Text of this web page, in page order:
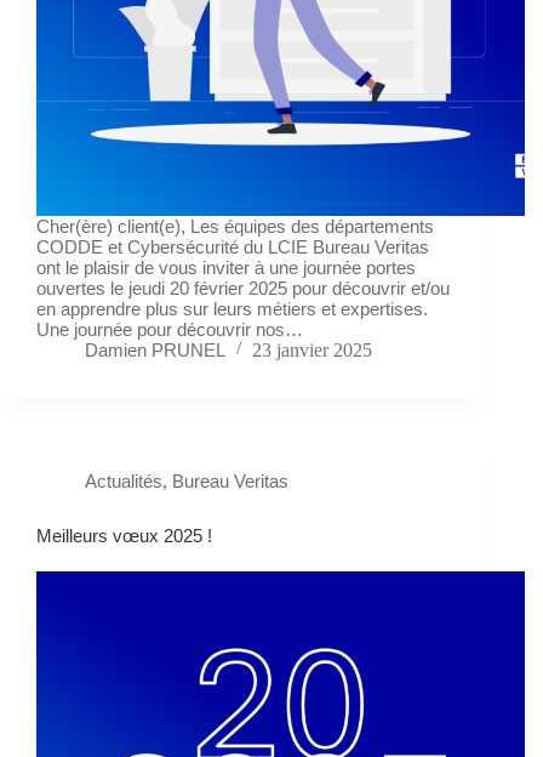
Cher(ère) client(e), Les équipes des départements
CODDE et Cybersécurité du LCIE Bureau Veritas
ont le plaisir de vous inviter à une journée portes
ouvertes le jeudi 20 février 2025 pour découvrir et/ou
en apprendre plus sur leurs métiers et expertises.
Une journée pour découvrir nos…
Damien PRUNEL
23 janvier 2025
Actualités, Bureau Veritas
Meilleurs vœux 2025 !